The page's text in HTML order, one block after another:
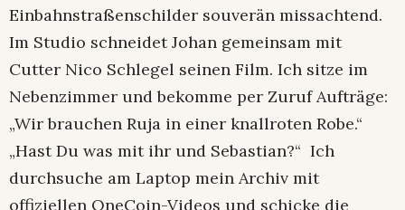
Einbahnstraßenschilder souverän missachtend.
Im Studio schneidet Johan gemeinsam mit
Cutter Nico Schlegel seinen Film. Ich sitze im
Nebenzimmer und bekomme per Zuruf Aufträge:
„Wir brauchen Ruja in einer knallroten Robe.“
„Hast Du was mit ihr und Sebastian?“ Ich
durchsuche am Laptop mein Archiv mit
offiziellen OneCoin-Videos und schicke die